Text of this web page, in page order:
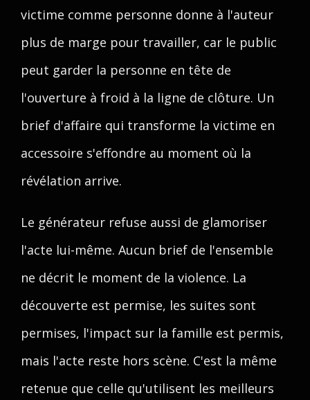
victime comme personne donne à l'auteur
plus de marge pour travailler, car le public
peut garder la personne en tête de
l'ouverture à froid à la ligne de clôture. Un
brief d'affaire qui transforme la victime en
accessoire s'effondre au moment où la
révélation arrive.
Le générateur refuse aussi de glamoriser
l'acte lui-même. Aucun brief de l'ensemble
ne décrit le moment de la violence. La
découverte est permise, les suites sont
permises, l'impact sur la famille est permis,
mais l'acte reste hors scène. C'est la même
retenue que celle qu'utilisent les meilleurs